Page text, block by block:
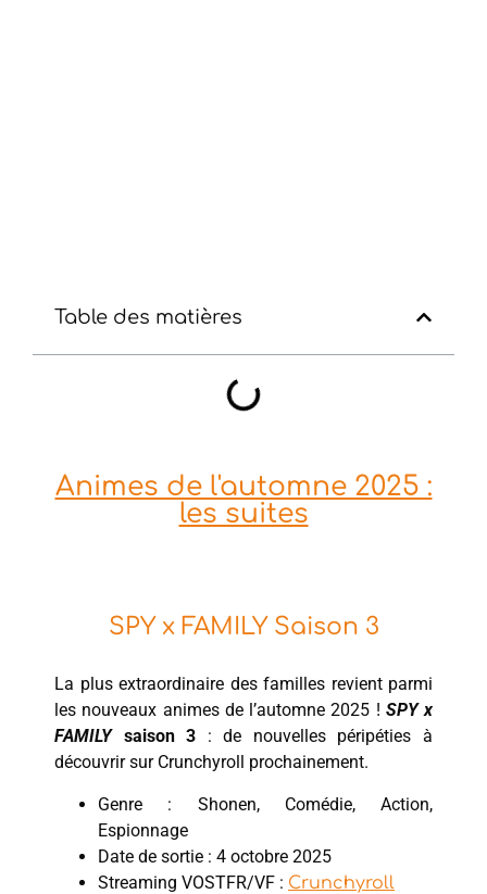
Table des matières
Animes de l'automne 2025 :
les suites
SPY x FAMILY Saison 3
La plus extraordinaire des familles revient parmi
les nouveaux animes de l’automne 2025 ! SPY x
FAMILYsaison 3 : de nouvelles péripéties à
découvrir sur Crunchyroll prochainement.
Genre : Shonen, Comédie, Action,
Espionnage
Date de sortie : 4 octobre 2025
Streaming VOSTFR/VF : Crunchyroll